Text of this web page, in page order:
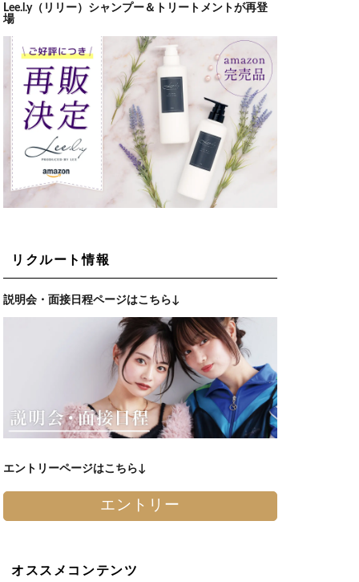
Lee.l.y（リリー）シャンプー＆トリートメントが再登
場
リクルート情報
説明会・面接日程ページはこちら↓
エントリーページはこちら↓
エントリー
オススメコンテンツ